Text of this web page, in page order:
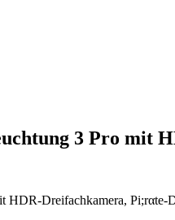
3 Pro mit
HDR-Dreifachkamera,